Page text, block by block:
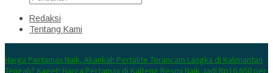
Redaksi
Tentang Kami
Harga Pertamax Naik, Akankah Pertalite Terancam Langka di Kalimantan
Tengah? Kaget! Harga Pertamax di Kalteng Resmi Naik Jadi Rp16.650 per